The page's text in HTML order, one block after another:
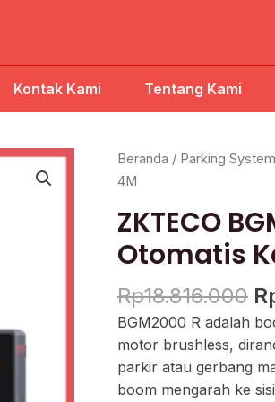
Kontak Kami Tentang Kami
Beranda / Parking System
4M
ZKTECO
Otomatis
Rp18.816.000
BGM2000 R adalah
motor brushless,
parkir atau gerbang
boom mengarah ke